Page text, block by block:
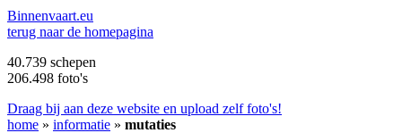
Binnenvaart.eu
terug naar de homepagina
40.739 schepen
206.498 foto's
Draag bij aan deze website en upload zelf foto's!
home » informatie » mutaties